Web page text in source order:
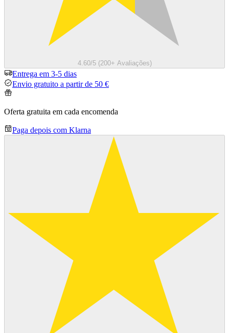
4.60/5 (200+ Avaliações)
Entrega em 3-5 dias
Envio gratuito a partir de 50 €
Oferta gratuita em cada encomenda
Paga depois com Klarna